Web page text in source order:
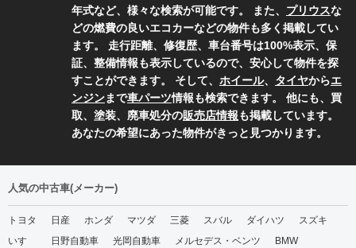
年式など、様々な検索が可能です。 また、 プリウスな
どの燃費の良いエコカーなどの物件も多く掲載してい
ます。 走行距離、修復歴、車台番号は100%表示、保
証、整備情報も表示しているので、安心して物件を探
すことができます。 そして、 ホイール、 タイヤからエ
ンジンまで車パーツ情報も検索できます。 他にも、買
取、塗装、廃車処分の販売店情報も掲載しています。
あなたの希望にあった物件がきっと見つかります。
人気の中古車(メーカー)
トヨタ 日産 ホンダ マツダ 三菱 スバル ダイハツ
スズキ
いすゞ
日野自動車 光岡自動車 メルセデス・ベンツ
BMW